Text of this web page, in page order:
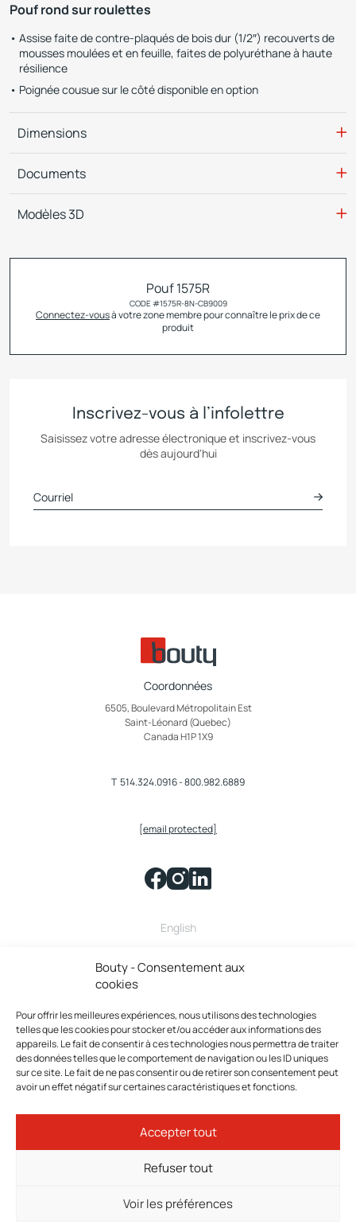
Bouty - Consentement aux
cookies
Pour offrir les meilleures expériences, nous utilisons des technologies
telles que les cookies pour stocker et/ou accéder aux informations des
appareils. Le fait de consentir à ces technologies nous permettra de traiter
des données telles que le comportement de navigation ou les ID uniques
sur ce site. Le fait de ne pas consentir ou de retirer son consentement peut
avoir un effet négatif sur certaines caractéristiques et fonctions.
Accepter tout
Refuser tout
Voir les préférences
Pouf rond sur roulettes
Assise faite de contre-plaqués de bois dur (1/2″) recouverts de
mousses moulées et en feuille, faites de polyuréthane à haute
résilience
Poignée cousue sur le côté disponible en option
Dimensions
Documents
Modèles 3D
Pouf 1575R
CODE #1575R-8N-CB9009
Connectez-vousà votre zone membre pour connaître le prix de ce
produit
Inscrivez-vous à l’infolettre
Saisissez votre adresse électronique et inscrivez-vous
dès aujourd'hui
Coordonnées
6505, Boulevard Métropolitain Est
Saint-Léonard (Quebec)
Canada H1P 1X9
T 514.324.0916-800.982.6889
[email protected]
English
Bouty fait partie de la famille
Politique de confidentialité
Termes et conditions
Préférences cookies